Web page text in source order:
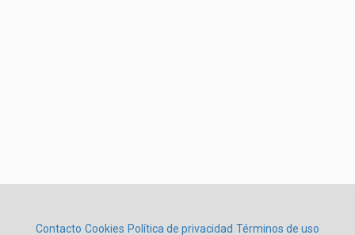
Contacto Cookies Política de privacidad Términos de uso